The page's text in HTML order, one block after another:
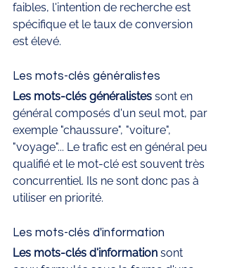
faibles, l'intention de recherche est
spécifique et le taux de conversion
est élevé.
Les mots-clés généralistes
Les mots-clés généralistes sont en
général composés d'un seul mot, par
exemple "chaussure", "voiture",
"voyage"... Le trafic est en général peu
qualifié et le mot-clé est souvent très
concurrentiel. Ils ne sont donc pas à
utiliser en priorité.
Les mots-clés d'information
Les mots-clés d'information sont